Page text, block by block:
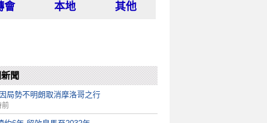
會 本地 其他
聞
局勢不明朗取消摩洛哥之行
前